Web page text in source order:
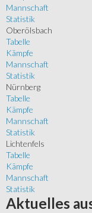
Mannschaft
Statistik
Oberölsbach
Tabelle
Kämpfe
Mannschaft
Statistik
Nürnberg
Tabelle
Kämpfe
Mannschaft
Statistik
Lichtenfels
Tabelle
Kämpfe
Mannschaft
Statistik
Aktuelles